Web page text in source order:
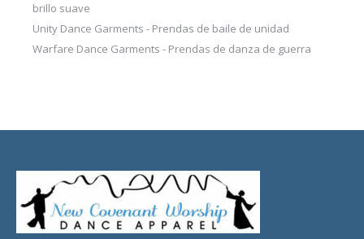
brillo suave
Unity Dance Garments - Prendas de baile de unidad
Warfare Dance Garments - Prendas de danza de guerra